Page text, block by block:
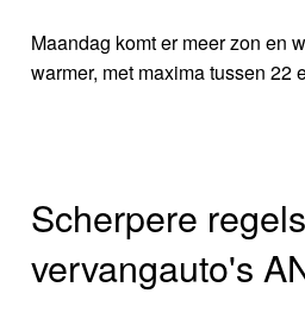
Maandag komt er meer zon en
warmer, met maxima tussen 22
Scherpere regels
vervangauto's